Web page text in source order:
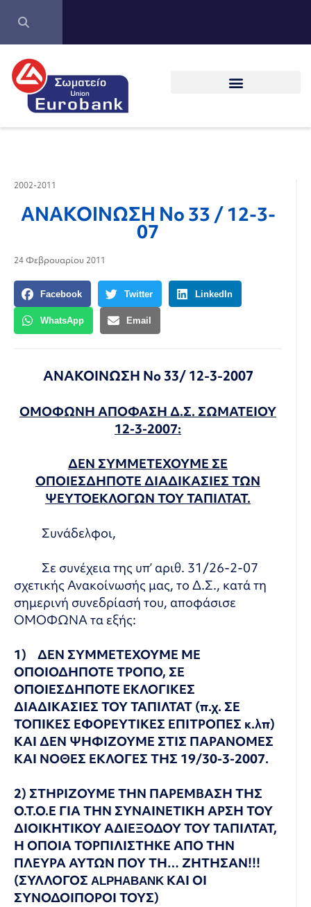
2002-2011
ΑΝΑΚΟΙΝΩΣΗ Νο 33 / 12-3-
07
24 Φεβρουαρίου 2011
Facebook Twitter LinkedIn
WhatsApp Email
ΑΝΑΚΟΙΝΩΣΗ Νο 33/ 12-3-2007
ΟΜΟΦΩΝΗ ΑΠΟΦΑΣΗ Δ.Σ. ΣΩΜΑΤΕΙΟΥ
12-3-2007:
ΔΕΝ ΣΥΜΜΕΤΕΧΟΥΜΕ ΣΕ
ΟΠΟΙΕΣΔΗΠΟΤΕ ΔΙΑΔΙΚΑΣΙΕΣ ΤΩΝ
ΨΕΥΤΟΕΚΛΟΓΩΝ ΤΟΥ ΤΑΠΙΛΤΑΤ.
Συνάδελφοι,
Σε συνέχεια της υπ’ αριθ. 31/26-2-07
σχετικής Ανακοίνωσής μας, το Δ.Σ., κατά τη
σημερινή συνεδρίασή του, αποφάσισε
ΟΜΟΦΩΝΑ τα εξής:
1)
ΔΕΝ ΣΥΜΜΕΤΕΧΟΥΜΕ ΜΕ
ΟΠΟΙΟΔΗΠΟΤΕ ΤΡΟΠΟ, ΣΕ
ΟΠΟΙΕΣΔΗΠΟΤΕ ΕΚΛΟΓΙΚΕΣ
ΔΙΑΔΙΚΑΣΙΕΣ ΤΟΥ ΤΑΠΙΛΤΑΤ (π.χ. ΣΕ
ΤΟΠΙΚΕΣ ΕΦΟΡΕΥΤΙΚΕΣ ΕΠΙΤΡΟΠΕΣ κ.λπ)
ΚΑΙ ΔΕΝ ΨΗΦΙΖΟΥΜΕ ΣΤΙΣ ΠΑΡΑΝΟΜΕΣ
ΚΑΙ ΝΟΘΕΣ ΕΚΛΟΓΕΣ ΤΗΣ 19/30-3-2007.
2) ΣΤΗΡΙΖΟΥΜΕ ΤΗΝ ΠΑΡΕΜΒΑΣΗ ΤΗΣ
Ο.Τ.Ο.Ε ΓΙΑ ΤΗΝ ΣΥΝΑΙΝΕΤΙΚΗ ΑΡΣΗ ΤΟΥ
ΔΙΟΙΚΗΤΙΚΟΥ ΑΔΙΕΞΟΔΟΥ ΤΟΥ ΤΑΠΙΛΤΑΤ,
Η ΟΠΟΙΑ ΤΟΡΠΙΛΙΣΤΗΚΕ ΑΠΟ ΤΗΝ
ΠΛΕΥΡΑ ΑΥΤΩΝ ΠΟΥ ΤΗ… ΖΗΤΗΣΑΝ!!!
(ΣΥΛΛΟΓΟΣ ALPHABANK ΚΑΙ ΟΙ
ΣΥΝΟΔΟΙΠΟΡΟΙ ΤΟΥΣ)